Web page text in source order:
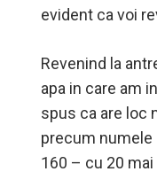
evident ca voi
Revenind la
apa in care am
spus ca are loc
precum numele
160 – cu 20